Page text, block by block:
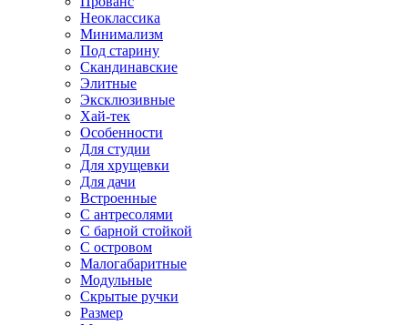
Неоклассика
Минимализм
Под старину
Скандинавские
Элитные
Эксклюзивные
Хай-тек
Особенности
Для студии
Для хрущевки
Для дачи
Встроенные
С антресолями
С барной стойкой
С островом
Малогабаритные
Модульные
Скрытые ручки
Размер